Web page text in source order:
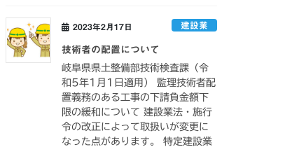
2023年2月17日 建設業
技術者の配置について
岐阜県県土整備部技術検査課（令
和5年1月1日適用） 監理技術者配
置義務のある工事の下請負金額下
限の緩和について 建設業法・施行
令の改正によって取扱いが変更に
なった点があります。 特定建設業